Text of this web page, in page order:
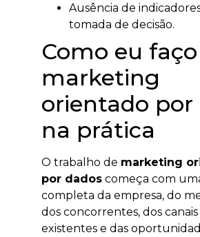
Ausência de
tomada de decisão.
Como eu faço
marketing
orientado por
na prática
O trabalho de marketing
por dados começa com
completa da empresa, do
dos concorrentes, dos
existentes e das